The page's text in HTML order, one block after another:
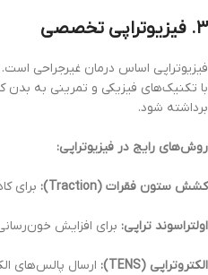
۳. فیزیوتراپی تخصصی
فیزیوتراپی اساس درمان غیرجراحی است.
با تکنیک‌های فیزیکی و تمرینی به
برداشته شود.
روش‌های رایج در فیزیوتراپی:
کشش ستون فقرات (Traction): برای
اولتراسوند تراپی: برای افزایش
الکتروتراپی (TENS): ارسال پالس‌های